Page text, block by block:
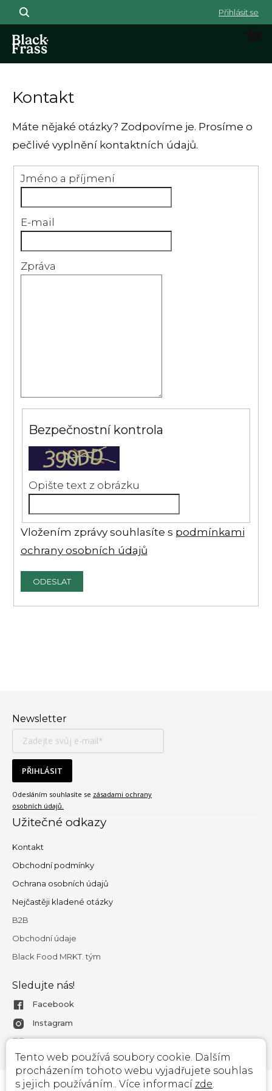
Tento web používá soubory cookie. Dalším
procházením tohoto webu vyjadřujete souhlas
s jejich používáním.. Více informací zde.
Přejít na obsah
Kontakt
Máte nějaké otázky? Zodpovíme je. Prosíme o
pečlivé vyplnění kontaktních údajů.
Jméno a příjmení
E-mail
Zpráva
Bezpečnostní kontrola
Opište text z obrázku
Vložením zprávy souhlasíte s podmínkami
ochrany osobních údajů
ODESLAT
Newsletter
PŘIHLÁSIT
Odesláním souhlasíte se zásadami ochrany
osobních údajů.
Užitečné odkazy
Kontakt
Obchodní podmínky
Ochrana osobních údajů
Nejčastěji kladené otázky
B2B
Obchodní údaje
Black Food MRKT. tým
Sledujte nás!
Facebook
Instagram
Magazín